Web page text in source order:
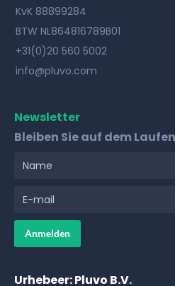
KvK 88899284
BTW NL864816789B01
+31(0)20 560 5002
info@pluvo.com
Newsletter
Bleiben Sie auf dem
Urhebeer: Pluvo B.V.